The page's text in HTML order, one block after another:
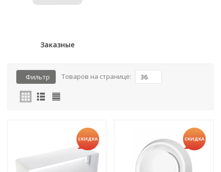
Заказные
Фильтр Товаров на странице: 36
СКИДКА СКИДКА